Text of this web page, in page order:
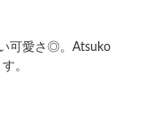
可愛さ◎。Atsuko
。